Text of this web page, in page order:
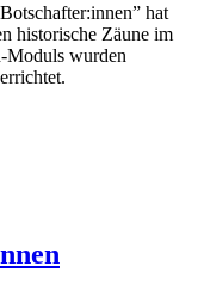
hat
historische Zäune im
Moduls wurden